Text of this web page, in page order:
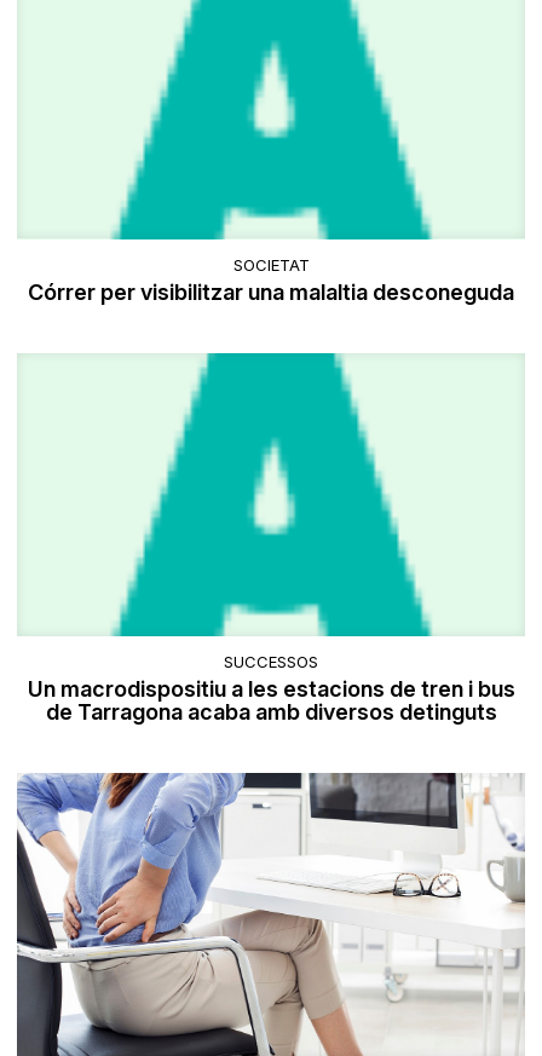
SOCIETAT
Córrer per visibilitzar una malaltia desconeguda
SUCCESSOS
Un macrodispositiu a les estacions de tren i bus
de Tarragona acaba amb diversos detinguts